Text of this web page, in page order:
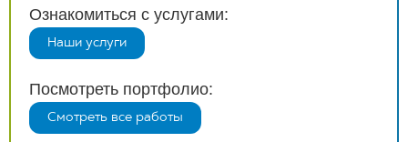
Ознакомиться с услугами:
Наши услуги
Посмотреть портфолио:
Смотреть все работы